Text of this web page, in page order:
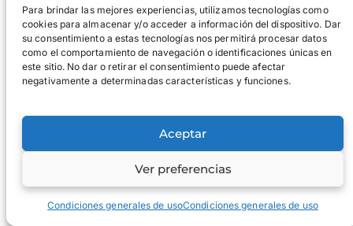
Para brindar las mejores experiencias, utilizamos tecnologías como
cookies para almacenar y/o acceder a información del dispositivo. Dar
su consentimiento a estas tecnologías nos permitirá procesar datos
como el comportamiento de navegación o identificaciones únicas en
este sitio. No dar o retirar el consentimiento puede afectar
negativamente a determinadas características y funciones.
Aceptar
Ver preferencias
Condiciones generales de usoCondiciones generales de uso
Entidades que nos apoyan en nuestro